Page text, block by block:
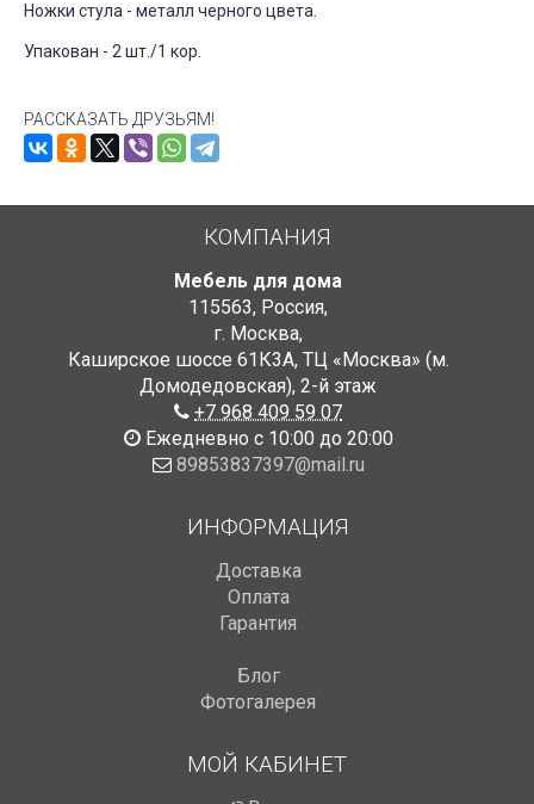
Ножки стула - металл черного цвета.
Упакован - 2 шт./1 кор.
РАССКАЗАТЬ ДРУЗЬЯМ!
КОМПАНИЯ
Мебель для дома
115563, Россия,
г. Москва,
Каширское шоссе 61К3А, ТЦ «Москва» (м.
Домодедовская), 2-й этаж
+7 968 409 59 07
Ежедневно с 10:00 до 20:00
89853837397@mail.ru
ИНФОРМАЦИЯ
Доставка
Оплата
Гарантия
Блог
Фотогалерея
МОЙ КАБИНЕТ